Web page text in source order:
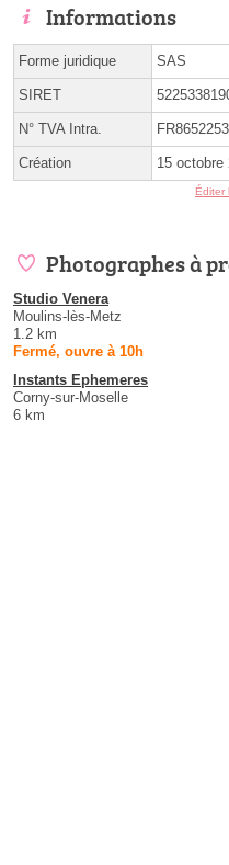
Informations
Forme juridique SAS
SIRET
N° TVA Intra.
Création 15 octobre
Éditer
Photographes à
Studio Venera
Moulins-lès-Metz
1.2 km
Fermé, ouvre à 10h
Instants Ephemeres
Corny-sur-Moselle
6 km